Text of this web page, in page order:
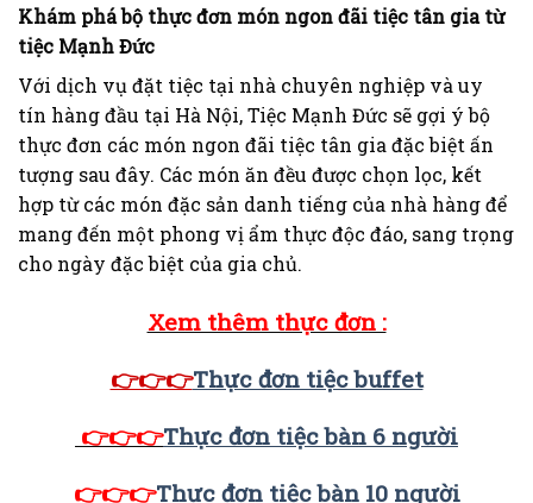
Khám phá bộ thực đơn món ngon đãi tiệc tân gia từ
tiệc Mạnh Đức
Với dịch vụ đặt tiệc tại nhà chuyên nghiệp và uy
tín hàng đầu tại Hà Nội, Tiệc Mạnh Đức sẽ gợi ý bộ
thực đơn các món ngon đãi tiệc tân gia đặc biệt ấn
tượng sau đây. Các món ăn đều được chọn lọc, kết
hợp từ các món đặc sản danh tiếng của nhà hàng để
mang đến một phong vị ẩm thực độc đáo, sang trọng
cho ngày đặc biệt của gia chủ.
Xem thêm thực đơn :
👉👉👉Thực đơn tiệc buffet
👉👉👉Thực đơn tiệc bàn 6 người
👉👉👉Thực đơn tiệc bàn 10 người